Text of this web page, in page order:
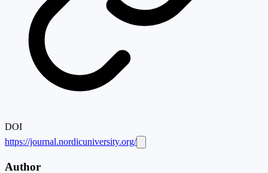
DOI
https://journal.nordicuniversity.org/
Author